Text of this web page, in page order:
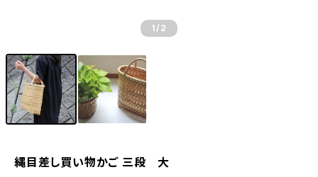
1 /2
縄目差し買い物かご 三段 大